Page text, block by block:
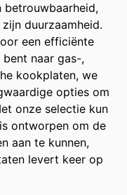
betrouwbaarheid,
duurzaamheid.
een efficiënte
naar gas-,
kookplaten, we
opties om
onze selectie kun
ontworpen om de
aan te kunnen,
levert keer op